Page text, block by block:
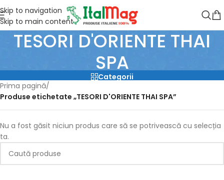
Skip to navigation
Skip to main content
TESORI D'ORIENTE THAI
SPA
Categorii
Prima pagină/
Produse etichetate „TESORI D'ORIENTE THAI SPA”
Nu a fost găsit niciun produs care să se potrivească cu selecția
ta.